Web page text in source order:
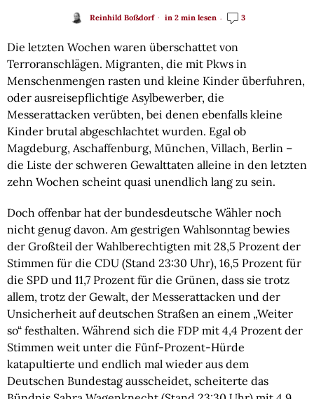
Reinhild Boßdorf in 2 min lesen 3
Die letzten Wochen waren überschattet von
Terroranschlägen. Migranten, die mit Pkws in
Menschenmengen rasten und kleine Kinder überfuhren,
oder ausreisepflichtige Asylbewerber, die
Messerattacken verübten, bei denen ebenfalls kleine
Kinder brutal abgeschlachtet wurden. Egal ob
Magdeburg, Aschaffenburg, München, Villach, Berlin –
die Liste der schweren Gewalttaten alleine in den letzten
zehn Wochen scheint quasi unendlich lang zu sein.
Doch offenbar hat der bundesdeutsche Wähler noch
nicht genug davon. Am gestrigen Wahlsonntag bewies
der Großteil der Wahlberechtigten mit 28,5 Prozent der
Stimmen für die CDU (Stand 23:30 Uhr), 16,5 Prozent für
die SPD und 11,7 Prozent für die Grünen, dass sie trotz
allem, trotz der Gewalt, der Messerattacken und der
Unsicherheit auf deutschen Straßen an einem „Weiter
so“ festhalten. Während sich die FDP mit 4,4 Prozent der
Stimmen weit unter die Fünf-Prozent-Hürde
katapultierte und endlich mal wieder aus dem
Deutschen Bundestag ausscheidet, scheiterte das